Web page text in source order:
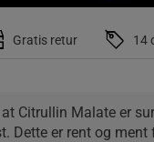
Gratis retur 14
Citrullin Malate er
Dette er rent og ment